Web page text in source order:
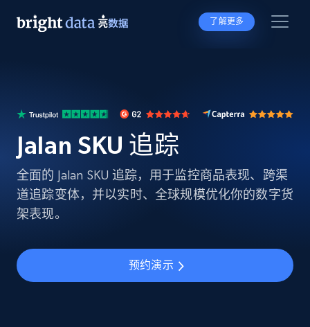
了解更多
Jalan SKU 追踪
全面的 Jalan SKU 追踪，用于监控商品表现、跨渠
道追踪变体，并以实时、全球规模优化你的数字货
架表现。
预约演示